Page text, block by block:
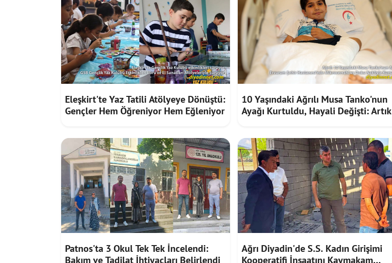
Eleşkirt'te Yaz Tatili Atölyeye Dönüştü:
Gençler Hem Öğreniyor Hem Eğleniyor
10 Yaşındaki Ağrılı Musa Tanko'nun
Ayağı Kurtuldu, Hayali Değişti: Artık
Patnos'ta 3 Okul Tek Tek İncelendi:
Bakım ve Tadilat İhtiyaçları Belirlendi
Ağrı Diyadin'de S.S. Kadın Girişimi
Kooperatifi İnşaatını Kaymakam